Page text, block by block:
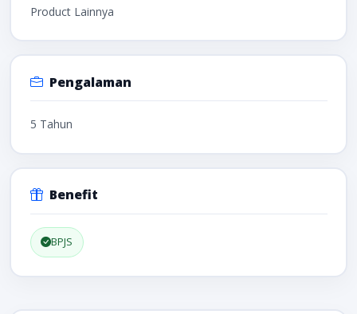
Product Lainnya
Pengalaman
5 Tahun
Benefit
BPJS